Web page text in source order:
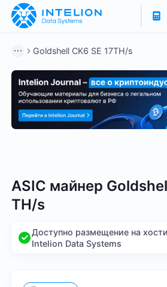
Goldshell CK6 SE 17TH/s
ASIC майнер
TH/s
Доступно размещение на
Intelion Data Systems